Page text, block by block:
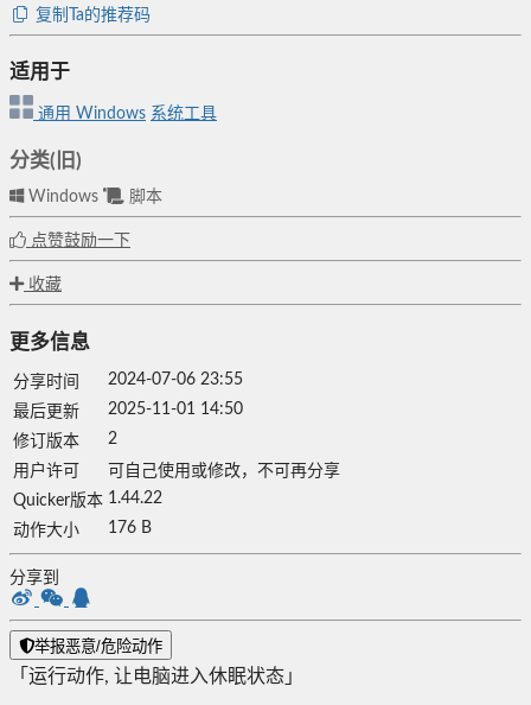
复制Ta的推荐码
适用于
通用 Windows 系统工具
分类(旧)
Windows 脚本
点赞鼓励一下
收藏
更多信息
分享时间
2024-07-06 23:55
最后更新
2025-11-01 14:50
修订版本
2
用户许可
可自己使用或修改，不可再分享
Quicker版本 1.44.22
动作大小
176 B
分享到
举报恶意/危险动作
「运行动作, 让电脑进入休眠状态」